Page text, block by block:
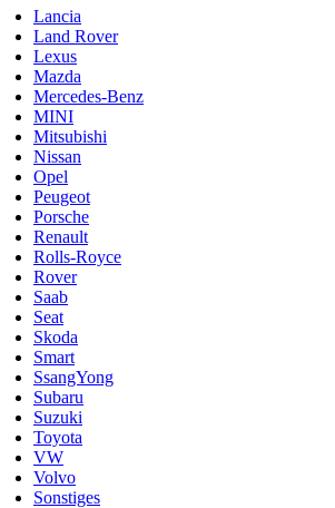
Lancia
Land Rover
Lexus
Mazda
Mercedes-Benz
MINI
Mitsubishi
Nissan
Opel
Peugeot
Porsche
Renault
Rolls-Royce
Rover
Saab
Seat
Skoda
Smart
SsangYong
Subaru
Suzuki
Toyota
VW
Volvo
Sonstiges